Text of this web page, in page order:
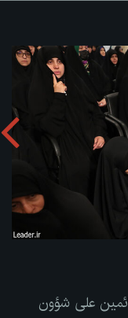
على شؤون الحج
تحميل الألبوم:
على شؤون